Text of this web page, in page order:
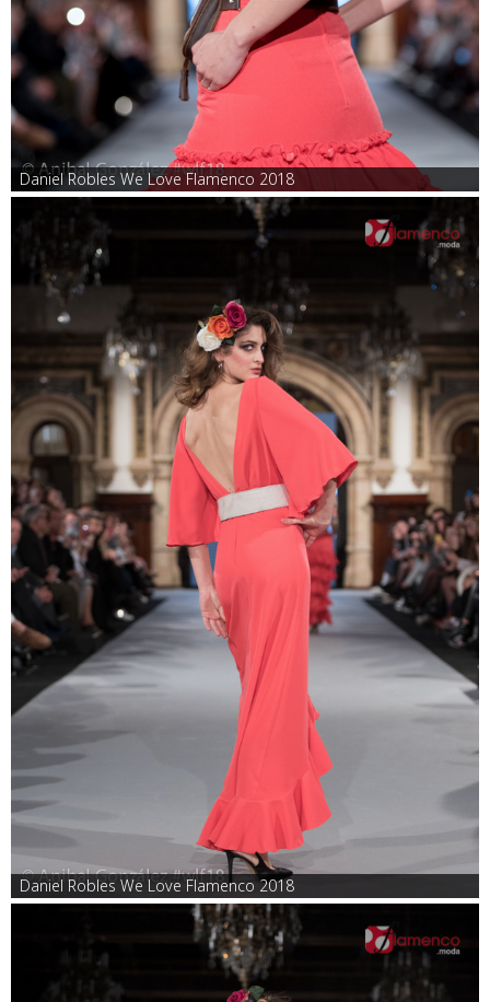
Daniel Robles We Love Flamenco 2018
Daniel Robles We Love Flamenco 2018